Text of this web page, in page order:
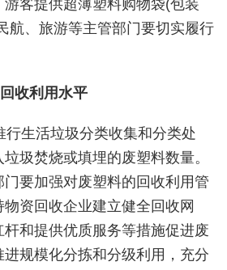
客提供超薄塑料购物袋(包装
航、旅游等主管部门要切实履行
收利用水平
行生活垃圾分类收集和分类处
圾焚烧或填埋的废塑料数量。
要加强对废塑料的回收利用管
资回收企业建立健全回收网
和提供优质服务等措施促进废
规模化分拣和分级利用，充分